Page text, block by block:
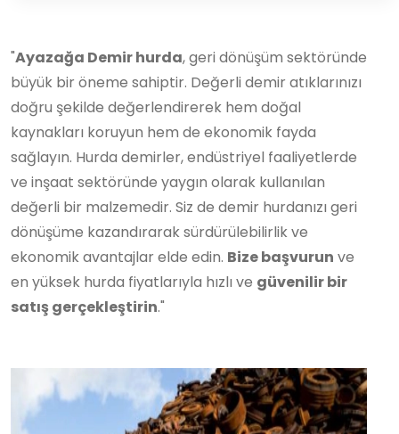
"Ayazağa Demir hurda, geri dönüşüm sektöründe
büyük bir öneme sahiptir. Değerli demir atıklarınızı
doğru şekilde değerlendirerek hem doğal
kaynakları koruyun hem de ekonomik fayda
sağlayın. Hurda demirler, endüstriyel faaliyetlerde
ve inşaat sektöründe yaygın olarak kullanılan
değerli bir malzemedir. Siz de demir hurdanızı geri
dönüşüme kazandırarak sürdürülebilirlik ve
ekonomik avantajlar elde edin. Bize başvurun ve
en yüksek hurda fiyatlarıyla hızlı ve güvenilir bir
satış gerçekleştirin."